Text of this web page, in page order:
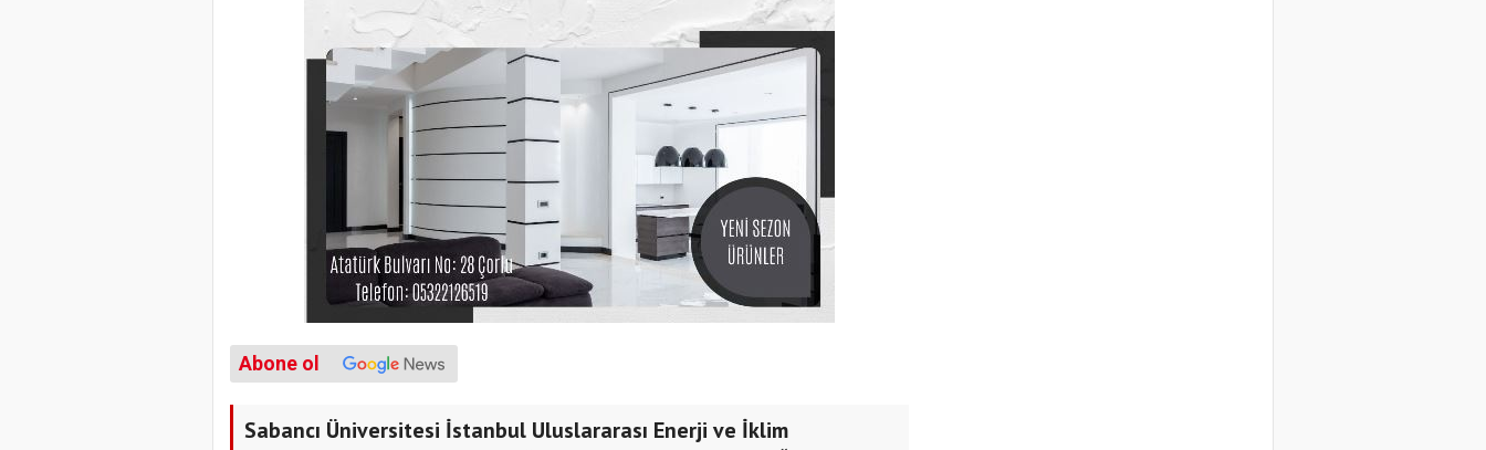
Abone ol
Sabancı Üniversitesi İstanbul Uluslararası Enerji ve İklim